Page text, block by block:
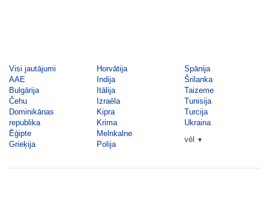
Visi jautājumi
AAE
Bulgārija
Čehu
Dominikānas
republika
Ēģipte
Grieķija
Horvātija
Indija
Itālija
Izraēla
Kipra
Krima
Melnkalne
Polija
Spānija
Šrilanka
Taizeme
Tunisija
Turcija
Ukraina
vēl
▼